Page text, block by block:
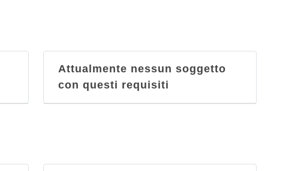
Attualmente nessun soggetto
con questi requisiti